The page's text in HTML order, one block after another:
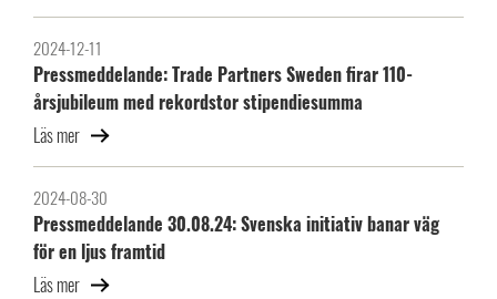
2024-12-11
Pressmeddelande: Trade Partners Sweden firar 110-
årsjubileum med rekordstor stipendiesumma
Läs mer
2024-08-30
Pressmeddelande 30.08.24: Svenska initiativ banar väg
för en ljus framtid
Läs mer